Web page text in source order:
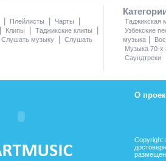
Плейлисты Чарты
Клипы Таджикские клипы
Слушать музыку
Слушать
Таджикская
Узбекские
музыка
Музыка 70-х
Саундтреки
О
Copyright